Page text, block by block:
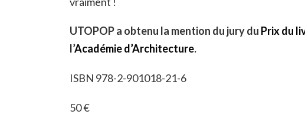
UTOPOP a obtenu la mention du jury du Prix du
l’Académie d’Architecture.
ISBN 978-2-901018-21-6
50 €